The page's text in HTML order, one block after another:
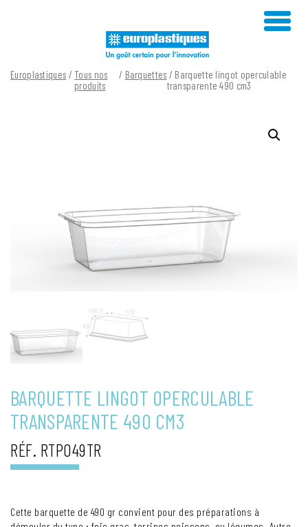
Europlastiques / Tous nos
produits
/ Barquettes / Barquette lingot operculable
transparente 490 cm3
BARQUETTE LINGOT OPERCULABLE
TRANSPARENTE 490 CM3
RÉF. RTP049TR
Cette barquette de 490 gr convient pour des préparations à